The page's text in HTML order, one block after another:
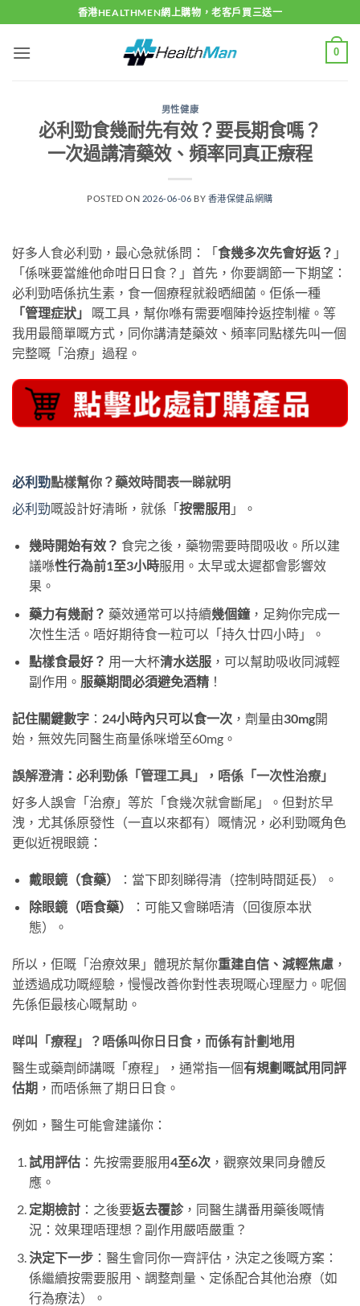
to
content
香港HEALTHMEN網上購物，老客戶買三送一
0
男性健康
必利勁食幾耐先有效？要長期食嗎？
一次過講清藥效、頻率同真正療程
POSTED ON 2026-06-06 BY 香港保健品網購
好多人食必利勁，最心急就係問：「食幾多次先會好返？ 」
「係咪要當維他命咁日日食？」首先，你要調節一下期望：
必利勁唔係抗生素，食一個療程就殺晒細菌。佢係一種
「管理症狀」
​ 嘅工具，幫你喺有需要嗰陣拎返控制權。等
我用最簡單嘅方式，同你講清楚藥效、頻率同點樣先叫一個
完整嘅「治療」過程。
必利勁點樣幫你？藥效時間表一睇就明
必利勁嘅設計好清晰，就係「 按需服用 」。
幾時開始有效？ ​ 食完之後，藥物需要時間吸收。所以建
議喺性行為前1至3小時服用。太早或太遲都會影響效
果。
藥力有幾耐？ ​ 藥效通常可以持續幾個鐘，足夠你完成一
次性生活。唔好期待食一粒可以「持久廿四小時」。
點樣食最好？ ​ 用一大杯清水送服，可以幫助吸收同減輕
副作用。 服藥期間必須避免酒精！
記住關鍵數字 ： 24小時內只可以食一次 ，劑量由30mg開
始，無效先同醫生商量係咪增至60mg。
誤解澄清：必利勁係「管理工具」，唔係「一次性治療」
好多人誤會「治療」等於「食幾次就會斷尾」。但對於早
洩，尤其係原發性（一直以來都有）嘅情況，必利勁嘅角色
更似近視眼鏡：
戴眼鏡（食藥）
：當下即刻睇得清（控制時間延長）。
除眼鏡（唔食藥）
：可能又會睇唔清（回復原本狀
態）。
所以，佢嘅「治療效果」體現於幫你重建自信、減輕焦慮 ，
並透過成功嘅經驗，慢慢改善你對性表現嘅心理壓力。呢個
先係佢最核心嘅幫助。
咩叫「療程」？唔係叫你日日食，而係有計劃地用
醫生或藥劑師講嘅「療程」，通常指一個有規劃嘅試用同評
估期 ，而唔係無了期日日食。
例如，醫生可能會建議你：
試用評估：先按需要服用4至6次，觀察效果同身體反
應。
定期檢討：之後要返去覆診，同醫生講番用藥後嘅情
況：效果理唔理想？副作用嚴唔嚴重？
決定下一步：醫生會同你一齊評估，決定之後嘅方案：
係繼續按需要服用、調整劑量、定係配合其他治療（如
行為療法）。